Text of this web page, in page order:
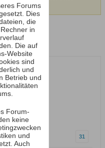
31
Forums
Dies
die
in
Die auf
Website
sind
und
Betrieb und
Forum-
keine
und
Auch